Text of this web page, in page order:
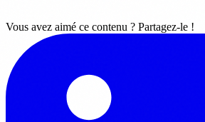
Vous avez aimé ce contenu ? Partagez-le !